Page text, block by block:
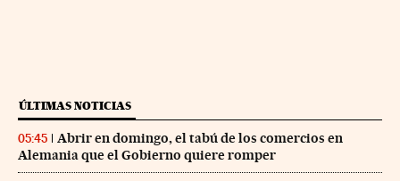
ÚLTIMAS NOTICIAS
05:45
Abrir en domingo, el tabú de los comercios en
Alemania que el Gobierno quiere romper